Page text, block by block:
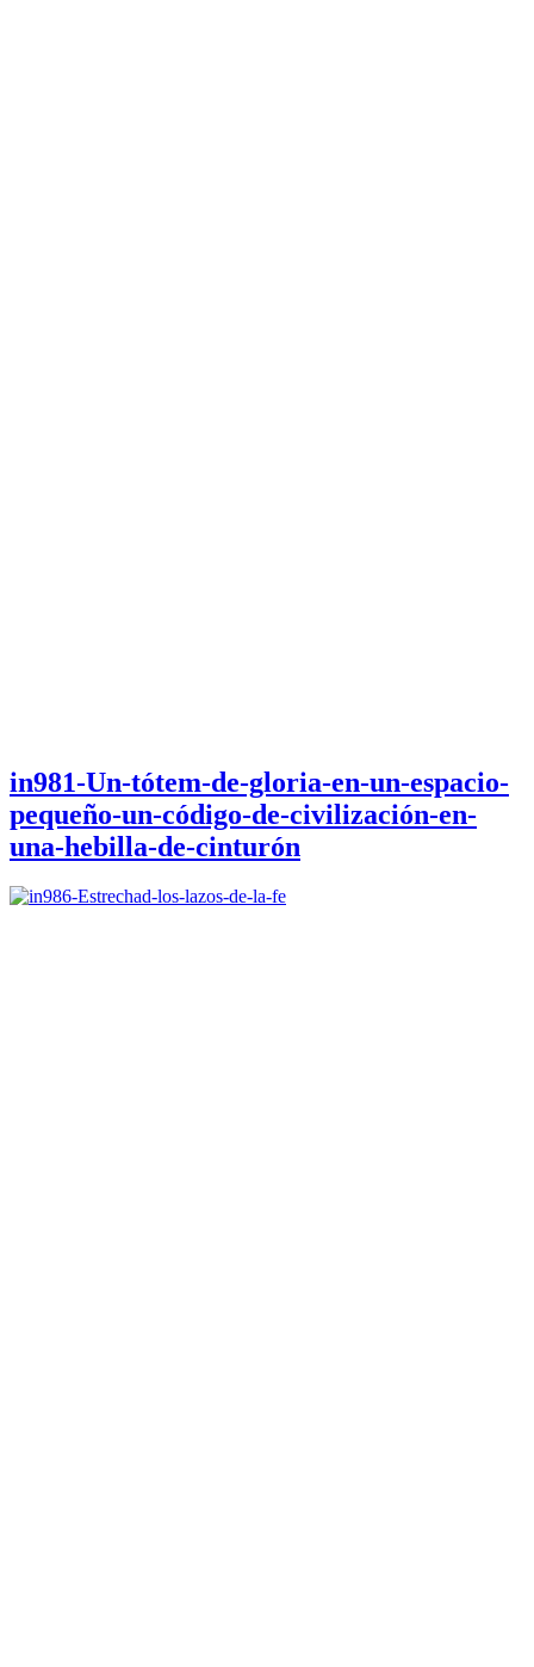
in981-Un-tótem-de-gloria-en-un-espacio-
pequeño-un-código-de-civilización-en-
una-hebilla-de-cinturón